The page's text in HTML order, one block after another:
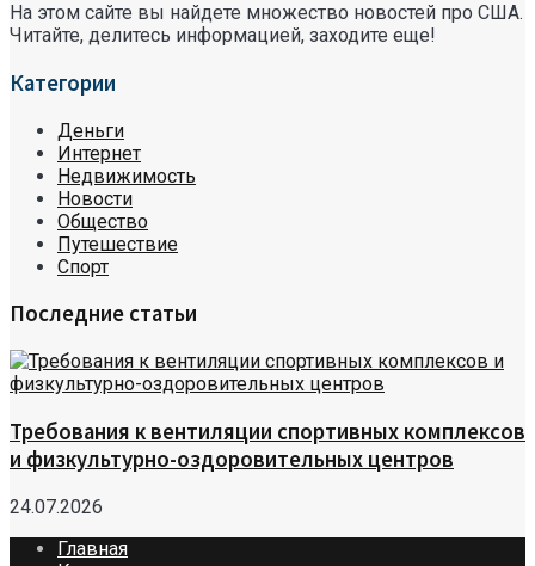
На этом сайте вы найдете множество новостей про США.
Читайте, делитесь информацией, заходите еще!
Категории
Деньги
Интернет
Недвижимость
Новости
Общество
Путешествие
Спорт
Последние статьи
Требования к вентиляции спортивных комплексов
и физкультурно-оздоровительных центров
24.07.2026
Главная